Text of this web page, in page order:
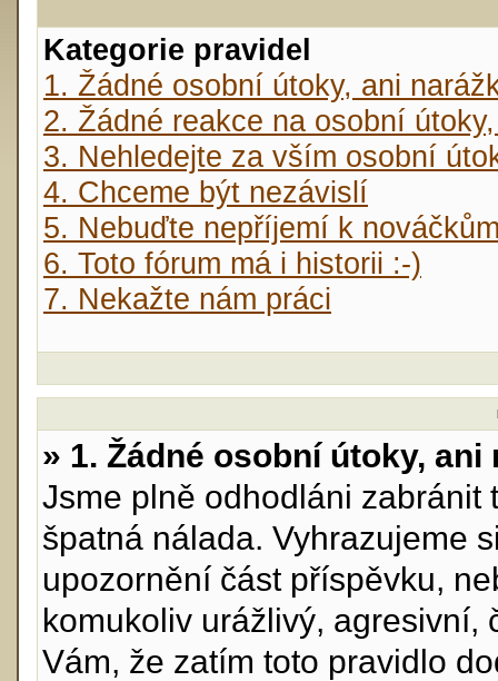
Kategorie pravidel
1. Žádné osobní útoky, ani
2. Žádné reakce na osobní
3. Nehledejte za vším osobní
4. Chceme být nezávislí
5. Nebuďte nepříjemí k
6. Toto fórum má i historii :-)
7. Nekažte nám práci
» 1. Žádné osobní útoky, ani
Jsme plně odhodláni zabránit
špatná nálada. Vyhrazujeme
upozornění část příspěvku,
komukoliv urážlivý, agresivní,
Vám, že zatím toto pravidlo